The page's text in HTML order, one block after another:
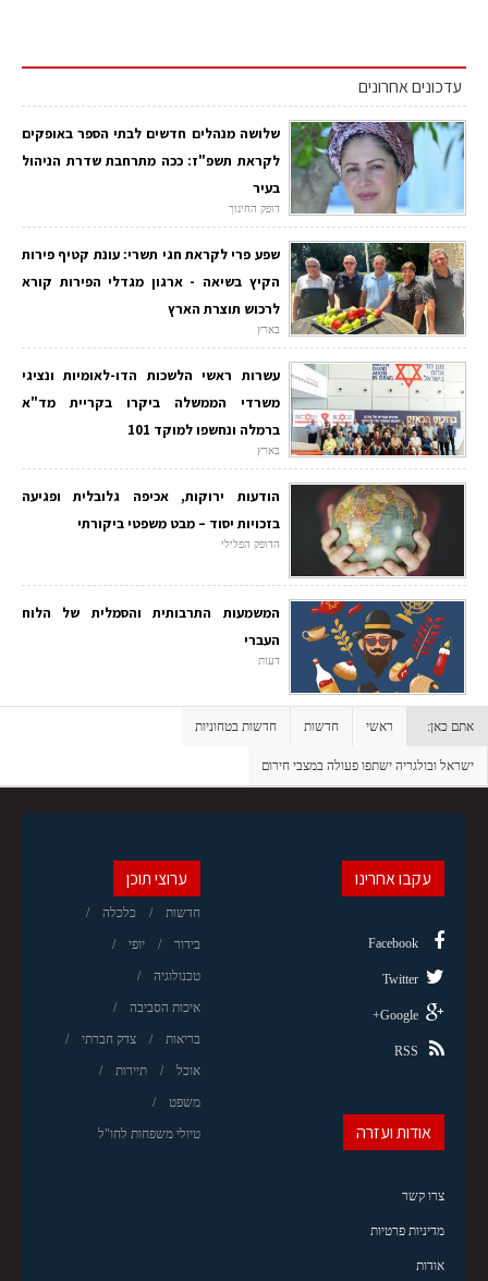
עדכונים אחרונים
שלושה מנהלים חדשים לבתי הספר באופקים
לקראת תשפ"ז: ככה מתרחבת שדרת הניהול
בעיר
דופק החינוך
שפע פרי לקראת חגי תשרי: עונת קטיף פירות
הקיץ בשיאה - ארגון מגדלי הפירות קורא
לרכוש תוצרת הארץ
בארץ
עשרות ראשי הלשכות הדו-לאומיות ונציגי
משרדי הממשלה ביקרו בקריית מד"א
ברמלה ונחשפו למוקד 101
בארץ
הודעות ירוקות, אכיפה גלובלית ופגיעה
בזכויות יסוד – מבט משפטי ביקורתי
הדופק הפלילי
המשמעות התרבותית והסמלית של הלוח
העברי
דעות
אתם כאן: ראשי חדשות חדשות בטחוניות
ישראל ובולגריה ישתפו פעולה במצבי חירום
ערוצי תוכן
חדשות כלכלה
בידור יופי
טכנולוגיה
איכות הסביבה
בריאות צדק חברתי
אוכל תיירות
משפט
טיולי משפחות לחו"ל
עקבו אחרינו
Facebook
Twitter
Google+
RSS
אודות ועזרה
צרו קשר
מדיניות פרטיות
אודות